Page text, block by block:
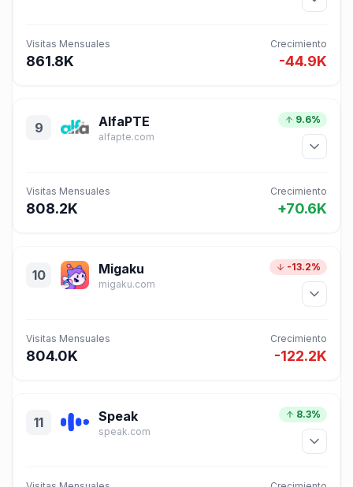
Visitas Mensuales
861.8K
Crecimiento
-44.9K
9 AlfaPTE
alfapte.com
9.6%
Visitas Mensuales
808.2K
Crecimiento
+70.6K
10 Migaku
migaku.com
-13.2%
Visitas Mensuales
804.0K
Crecimiento
-122.2K
11 Speak
speak.com
8.3%